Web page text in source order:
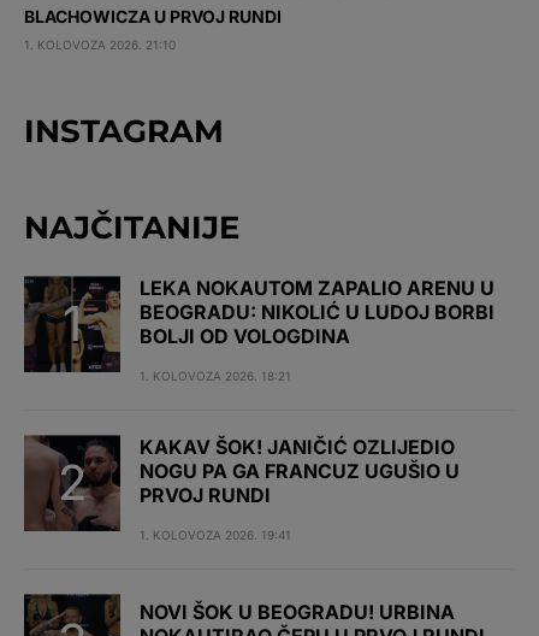
BLACHOWICZA U PRVOJ RUNDI
1. KOLOVOZA 2026. 21:10
INSTAGRAM
NAJČITANIJE
LEKA NOKAUTOM ZAPALIO ARENU U
BEOGRADU: NIKOLIĆ U LUDOJ BORBI
BOLJI OD VOLOGDINA
1. KOLOVOZA 2026. 18:21
KAKAV ŠOK! JANIČIĆ OZLIJEDIO
NOGU PA GA FRANCUZ UGUŠIO U
PRVOJ RUNDI
1. KOLOVOZA 2026. 19:41
NOVI ŠOK U BEOGRADU! URBINA